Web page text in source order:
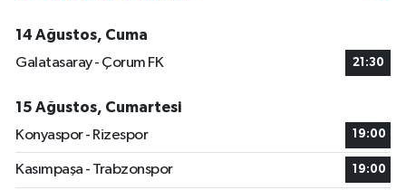
14 Ağustos, Cuma
Galatasaray - Çorum FK
21:30
15 Ağustos, Cumartesi
Konyaspor - Rizespor
19:00
Kasımpaşa - Trabzonspor 19:00